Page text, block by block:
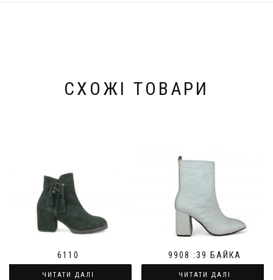
СХОЖІ ТОВАРИ
6110
ЧИТАТИ ДАЛІ
9908 :39 БАЙКА
ЧИТАТИ ДАЛІ